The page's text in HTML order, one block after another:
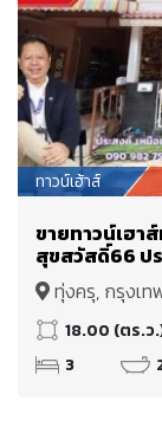
ทาวน์เฮ้าส์
ขายทาวน์เฮา
สุขสวัสดิ์66 ป
ทุ่งครุ, กรุงเ
18.00 (ตร.ว
3